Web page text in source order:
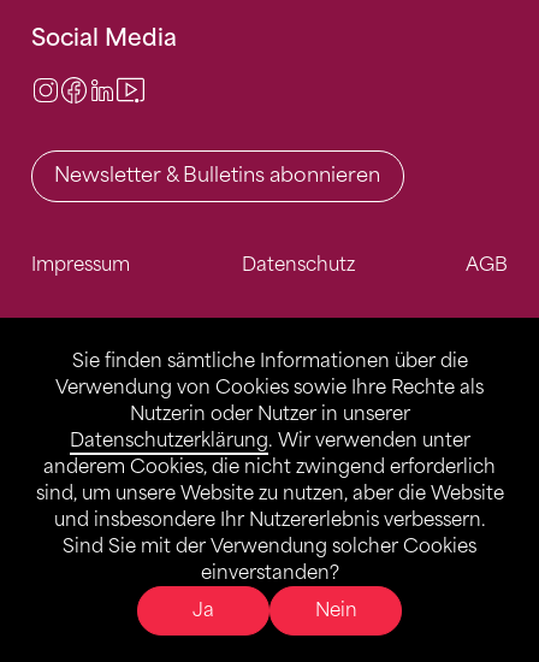
Sie finden sämtliche Informationen über die
Verwendung von Cookies sowie Ihre Rechte als
Nutzerin oder Nutzer in unserer
Datenschutzerklärung. Wir verwenden unter
anderem Cookies, die nicht zwingend erforderlich
sind, um unsere Website zu nutzen, aber die Website
und insbesondere Ihr Nutzererlebnis verbessern.
Sind Sie mit der Verwendung solcher Cookies
einverstanden?
Ja
Nein
Social Media
Instagram
Facebook
LinkedIn
Newsletter & Bulletins abonnieren
Impressum Datenschutz AGB